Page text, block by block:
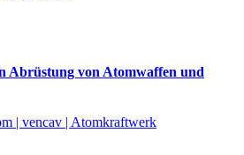
Abrüstung von Atomwaffen und